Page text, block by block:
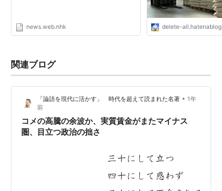
news.web.nhk delete-
関連ブログ
「論語を現代に活かす」 時代を超えて読まれた名著 • 1年
前
コメの高騰の余波か、実質賃金がまたマイナス
圏、目立つ政治の拙さ